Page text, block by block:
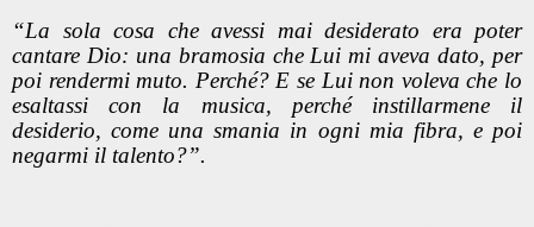
“La sola cosa che avessi mai desiderato era poter
cantare Dio: una bramosia che Lui mi aveva dato, per
poi rendermi muto. Perché? E se Lui non voleva che lo
esaltassi con la musica, perché instillarmene il
desiderio, come una smania in ogni mia fibra, e poi
negarmi il talento?”.